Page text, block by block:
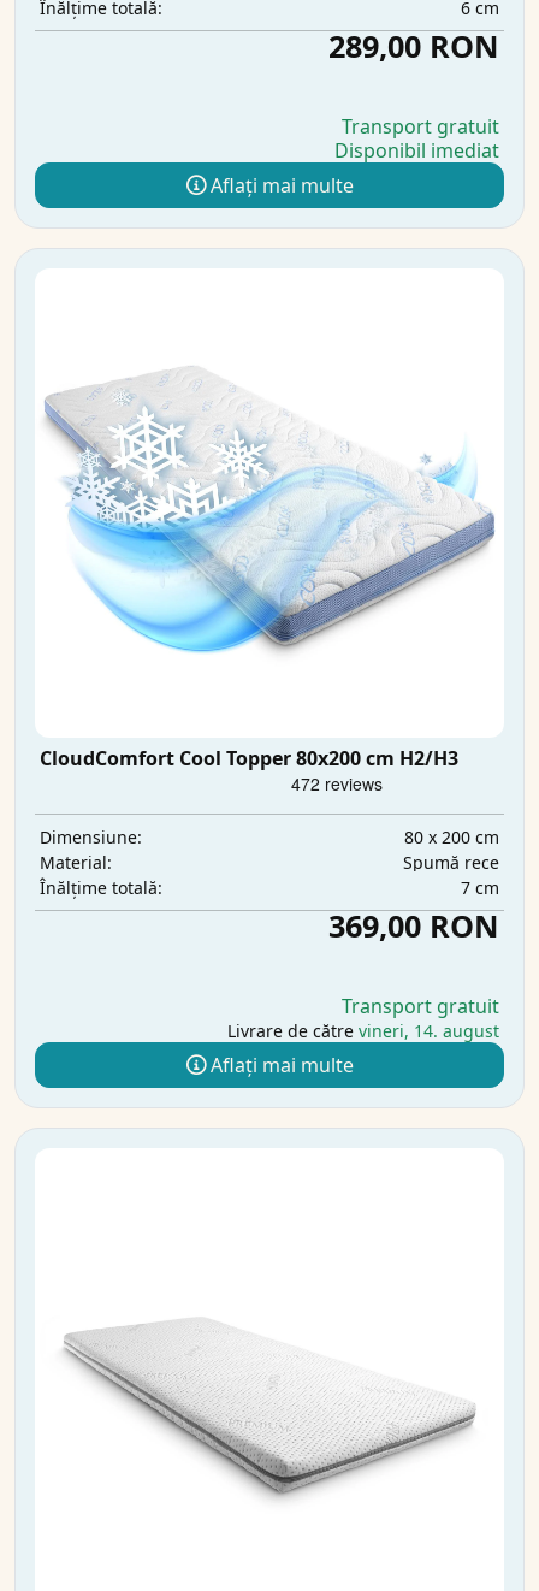
Înălțime totală:
6 cm
289,00 RON
Transport gratuit
Disponibil imediat
Aflați mai multe
CloudComfort Cool Topper 80x200 cm H2/H3
Dimensiune:
80 x 200 cm
Material:
Spumă rece
Înălțime totală:
7 cm
369,00 RON
Transport gratuit
Livrare de către vineri, 14. august
Aflați mai multe